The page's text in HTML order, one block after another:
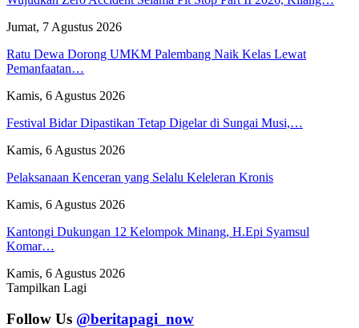
Jumat, 7 Agustus 2026
Ratu Dewa Dorong UMKM Palembang Naik Kelas Lewat
Pemanfaatan…
Kamis, 6 Agustus 2026
Festival Bidar Dipastikan Tetap Digelar di Sungai Musi,…
Kamis, 6 Agustus 2026
Pelaksanaan Kenceran yang Selalu Keleleran Kronis
Kamis, 6 Agustus 2026
Kantongi Dukungan 12 Kelompok Minang, H.Epi Syamsul
Komar…
Kamis, 6 Agustus 2026
Tampilkan Lagi
Follow Us @beritapagi_now